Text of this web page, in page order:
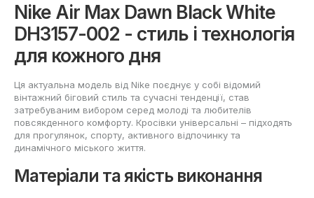
Nike Air Max Dawn Black White
DH3157-002 - стиль і технологія
для кожного дня
Ця актуальна модель від Nike поєднує у собі відомий
вінтажний біговий стиль та сучасні тенденції, став
затребуваним вибором серед молоді та любителів
повсякденного комфорту. Кросівки універсальні – підходять
для прогулянок, спорту, активного відпочинку та
динамічного міського життя.
Матеріали та якість виконання